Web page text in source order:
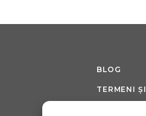
BLOG
TERMENI